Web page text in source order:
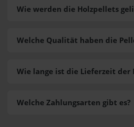
Wie werden die Holzpellets
Welche Zahlungsarten gibt es?
Welche Qualität haben die
Wie lange ist die Lieferzeit der